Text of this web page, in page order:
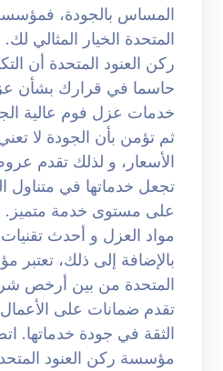
المساس بالجودة،
المتحدة الخيار المثالي
ركن العنود المتحدة أن
حاسما في قرارك بشأن
خدمات عزل فوم عالية
ثم تؤمن بأن الجودة لا
الأسعار، و لذلك تقدم
تجعل خدماتها في متناول
على مستوى خدمة
مواد العزل و أحدث
بالإضافة إلى ذلك، تعتبر
المتحدة من بين أرخص
تقدم ضمانات على الأعمال
الثقة في جودة خدماتها.
مؤسسة ركن العنود